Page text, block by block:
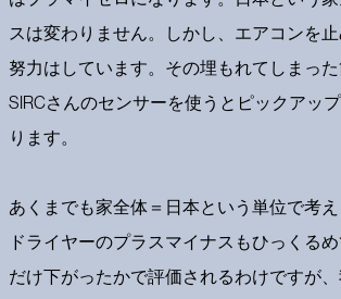
スは変わりません。しかし、エアコンを
努力はしています。その埋もれてしまっ
SIRCさんのセンサーを使うとピックアッ
ります。
あくまでも家全体＝日本という単位で考
ドライヤーのプラスマイナスもひっくる
だけ下がったかで評価されるわけですが